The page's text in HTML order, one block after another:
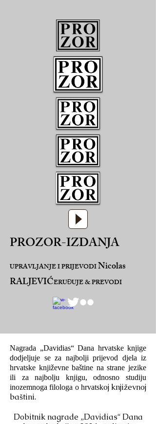
PROZOR-IZDANJA
UPRAVLJANJE I PRIJEVODINicolas
RALJEVIĆERUĐUJE & PREVODI
Nagrada „Davidias“ Dana hrvatske knjige
dodjeljuje se za najbolji prijevod djela iz
hrvatske književne baštine na strane jezike
ili za najbolju knjigu, odnosno studiju
inozemnoga filologa o hrvatskoj književnoj
baštini.
Dobitnik nagrade „Davidias“ Dana